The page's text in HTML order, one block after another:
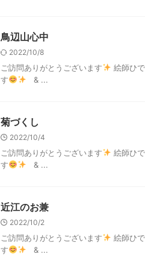
鳥辺山心中
2022/10/8
ご訪問ありがとうございます 絵師ひ
す
& ...
菊づくし
2022/10/4
ご訪問ありがとうございます 絵師ひ
す
& ...
近江のお兼
2022/10/2
ご訪問ありがとうございます 絵師ひ
す
& ...